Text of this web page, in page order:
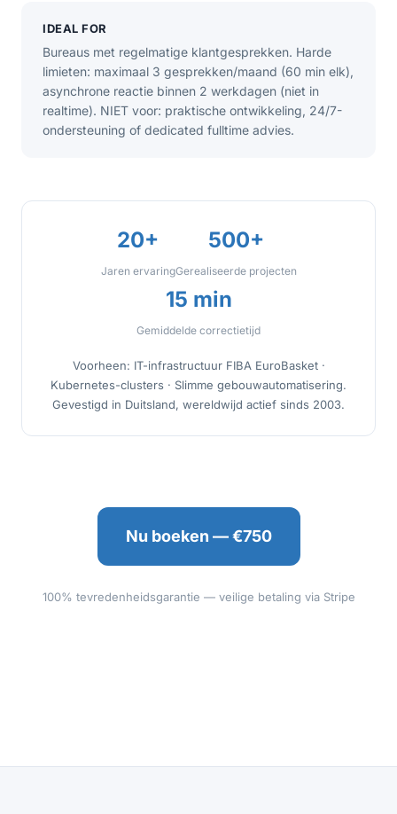
IDEAL FOR
Bureaus met regelmatige klantgesprekken. Harde
limieten: maximaal 3 gesprekken/maand (60 min elk),
asynchrone reactie binnen 2 werkdagen (niet in
realtime). NIET voor: praktische ontwikkeling, 24/7-
ondersteuning of dedicated fulltime advies.
20+
Jaren ervaring
500+
Gerealiseerde projecten
15 min
Gemiddelde correctietijd
Voorheen: IT-infrastructuur FIBA EuroBasket ·
Kubernetes-clusters · Slimme gebouwautomatisering.
Gevestigd in Duitsland, wereldwijd actief sinds 2003.
Nu boeken — €750
100% tevredenheidsgarantie — veilige betaling via Stripe